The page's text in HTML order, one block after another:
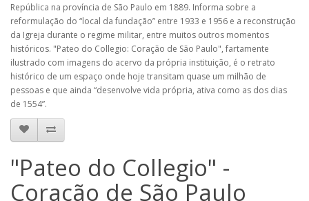
República na província de São Paulo em 1889. Informa sobre a
reformulação do “local da fundação” entre 1933 e 1956 e a reconstrução
da Igreja durante o regime militar, entre muitos outros momentos
históricos. "Pateo do Collegio: Coração de São Paulo", fartamente
ilustrado com imagens do acervo da própria instituição, é o retrato
histórico de um espaço onde hoje transitam quase um milhão de
pessoas e que ainda “desenvolve vida própria, ativa como as dos dias
de 1554”.
"Pateo do Collegio" -
Coração de São Paulo